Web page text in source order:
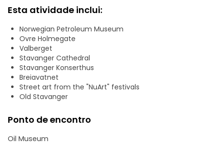
da vida quotidiana em Stavanger. Se tiver pedidos
especiais, por favor informe-me, e eu tentarei satisfazer
os mesmos.
Esta atividade inclui:
Norwegian Petroleum Museum
Ovre Holmegate
Valberget
Stavanger Cathedral
Stavanger Konserthus
Breiavatnet
Street art from the "NuArt" festivals
Old Stavanger
Ponto de encontro
Oil Museum